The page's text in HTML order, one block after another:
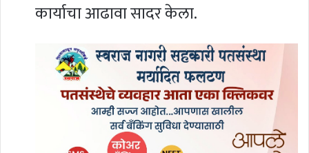
कार्याचा आढावा सादर केला.